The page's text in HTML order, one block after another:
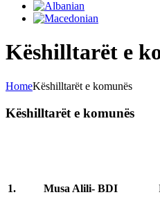
Këshilltarët e
HomeKëshilltarët e komunës
Këshilltarët e komunës
1. Musa Alili- BDI